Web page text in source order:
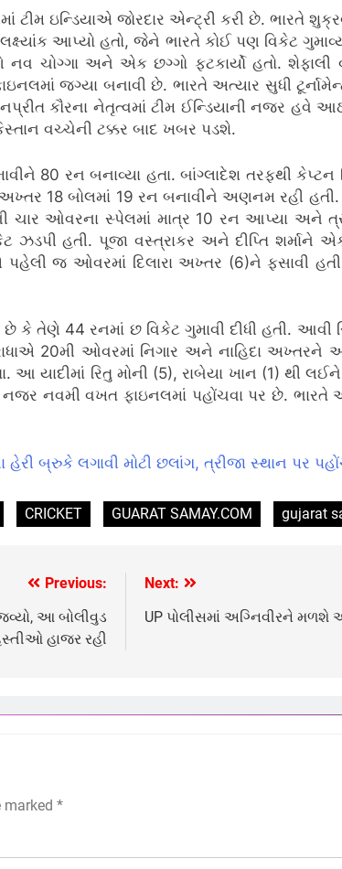
ઇન્ડિયાએ જોરદાર એન્ટ્રી કરી છે. ભારતે
આપ્યો હતો, જેને ભારતે કોઈ પણ વિકેટ
ચોગ્ગા અને એક છગ્ગો ફટકાર્યો હતો. શેફાલી
જગ્યા બનાવી છે. ભારતે અત્યાર સુધી
કૌરના નેતૃત્વમાં ટીમ ઈન્ડિયાની નજર હવે
વચ્ચેની ટક્કર બાદ ખબર પડશે.
80 રન બનાવ્યા હતા. બાંગ્લાદેશ તરફથી
અખ્તર 18 બોલમાં 19 રન બનાવીને અણનમ રહી હતી.
ચાર ઓવરના સ્પેલમાં માત્ર 10 રન આપ્યા
હતી. પૂજા વસ્ત્રાકર અને દીપ્તિ શર્માને
જ ઓવરમાં દિલારા અખ્તર (6)ને ફસાવી
તેણે 44 રનમાં છ વિકેટ ગુમાવી દીધી હતી. આવી
20મી ઓવરમાં નિગાર અને નાહિદા અખ્તરને
યાદીમાં રિતુ મોની (5), રાબેયા ખાન (1) થી
નવમી વખત ફાઇનલમાં પહોંચવા પર છે. ભારતે
બ્રુકે લગાવી મોટી છલાંગ, ત્રીજા સ્થાન પર
CRICKET GUARAT SAMAY.COM gujarat
Previous:
આ બોલીવુડ
હાજર રહી
Next:
UP પોલીસમાં અગ્નિવીરને મળશે
marked *